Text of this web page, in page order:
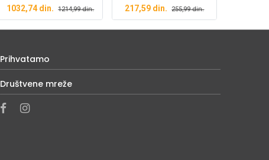
1032,74 din. 1214,99din. 217,59 din. 255,99din.
Prihvatamo
Društvene mreže